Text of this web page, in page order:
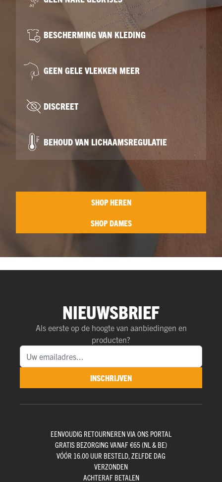
BESCHERMING VAN KLEDING
GEEN GELE VLEKKEN MEER
DISCREET
BEHOUD VAN LICHAAMSREGULATIE
SHOP HEREN
SHOP DAMES
NIEUWSBRIEF
Als eerste op de hoogte van aanbiedingen en
producten?
INSCHRIJVEN
EENVOUDIG RETOURNEREN VIA ONS PORTAL
GRATIS BEZORGING VANAF €65 (NL & BE)
VÓÓR 16.00 UUR BESTELD, ZELFDE DAG
VERZONDEN
ACHTERAF BETALEN